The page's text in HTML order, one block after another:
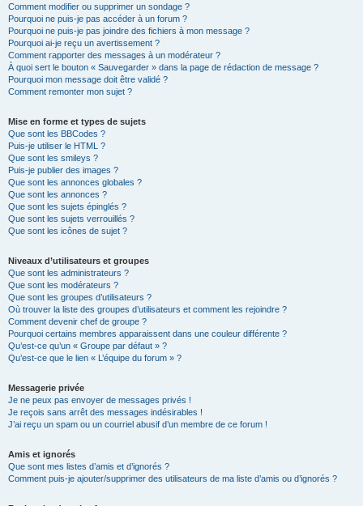
Comment modifier ou supprimer un sondage ?
Pourquoi ne puis-je pas accéder à un forum ?
Pourquoi ne puis-je pas joindre des fichiers à mon message ?
Pourquoi ai-je reçu un avertissement ?
Comment rapporter des messages à un modérateur ?
À quoi sert le bouton « Sauvegarder » dans la page de rédaction de message ?
Pourquoi mon message doit être validé ?
Comment remonter mon sujet ?
Mise en forme et types de sujets
Que sont les BBCodes ?
Puis-je utiliser le HTML ?
Que sont les smileys ?
Puis-je publier des images ?
Que sont les annonces globales ?
Que sont les annonces ?
Que sont les sujets épinglés ?
Que sont les sujets verrouillés ?
Que sont les icônes de sujet ?
Niveaux d’utilisateurs et groupes
Que sont les administrateurs ?
Que sont les modérateurs ?
Que sont les groupes d’utilisateurs ?
Où trouver la liste des groupes d’utilisateurs et comment les rejoindre ?
Comment devenir chef de groupe ?
Pourquoi certains membres apparaissent dans une couleur différente ?
Qu’est-ce qu’un « Groupe par défaut » ?
Qu’est-ce que le lien « L’équipe du forum » ?
Messagerie privée
Je ne peux pas envoyer de messages privés !
Je reçois sans arrêt des messages indésirables !
J’ai reçu un spam ou un courriel abusif d’un membre de ce forum !
Amis et ignorés
Que sont mes listes d’amis et d’ignorés ?
Comment puis-je ajouter/supprimer des utilisateurs de ma liste d’amis ou d’ignorés ?